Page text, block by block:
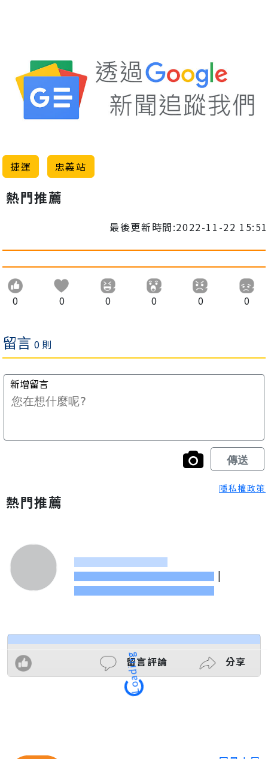
捷運 忠義站
熱門推薦
最後更新時間:2022-11-22 15:51
0 0 0 0 0 0
隱私權政策
熱門推薦
|
留言評論 分享
Loading